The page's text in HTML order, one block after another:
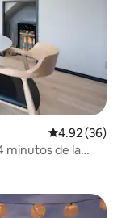
Calificación
4.92 (36)
minutos de la